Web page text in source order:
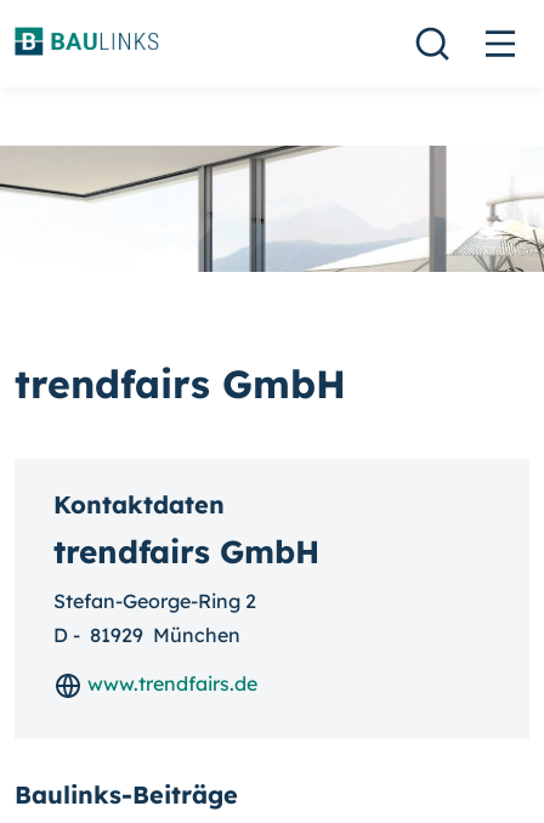
trendfairs GmbH
Kontaktdaten
trendfairs GmbH
Stefan-George-Ring 2
D - 81929 München
www.trendfairs.de
Baulinks-Beiträge